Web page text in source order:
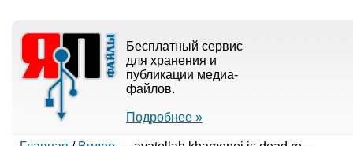
Бесплатный сервис
для хранения и
публикации медиа-
файлов.
Подробнее »